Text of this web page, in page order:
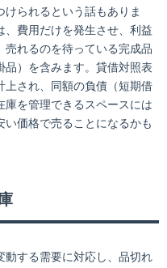
けられるという話もありま
費用だけを発生させ、利益
売れるのを待っている完成品
品）を含みます。貸借対照表
上され、同額の負債（短期借
庫を管理できるスペースには
価格で売ることになるかも
動する需要に対応し、品切れ